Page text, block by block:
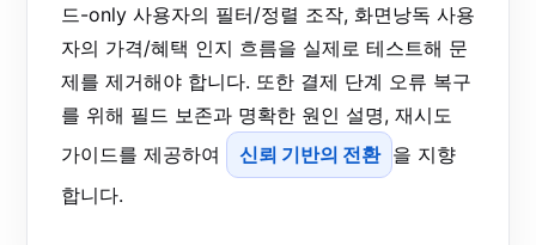
드-only 사용자의 필터/정렬 조작, 화면낭독 사용
자의 가격/혜택 인지 흐름을 실제로 테스트해 문
제를 제거해야 합니다. 또한 결제 단계 오류 복구
를 위해 필드 보존과 명확한 원인 설명, 재시도
가이드를 제공하여
신뢰 기반의 전환 을 지향
합니다.